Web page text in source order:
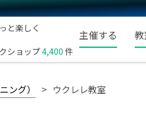
と楽しく
ショップ4,400 件
主催する
ング） ウクレレ教室